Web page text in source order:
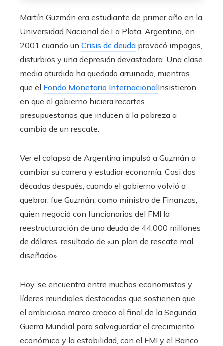
Martín Guzmán era estudiante de primer año en la
Universidad Nacional de La Plata, Argentina, en
2001 cuando un Crisis de deuda provocó impagos,
disturbios y una depresión devastadora. Una clase
media aturdida ha quedado arruinada, mientras
que el Fondo Monetario InternacionalInsistieron
en que el gobierno hiciera recortes
presupuestarios que inducen a la pobreza a
cambio de un rescate.
Ver el colapso de Argentina impulsó a Guzmán a
cambiar su carrera y estudiar economía. Casi dos
décadas después, cuando el gobierno volvió a
quebrar, fue Guzmán, como ministro de Finanzas,
quien negoció con funcionarios del FMI la
reestructuración de una deuda de 44.000 millones
de dólares, resultado de «un plan de rescate mal
diseñado».
Hoy, se encuentra entre muchos economistas y
líderes mundiales destacados que sostienen que
el ambicioso marco creado al final de la Segunda
Guerra Mundial para salvaguardar el crecimiento
económico y la estabilidad, con el FMI y el Banco